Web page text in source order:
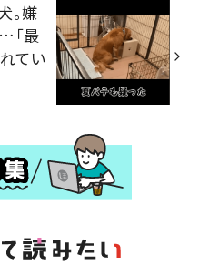
。嫌
「最
てい